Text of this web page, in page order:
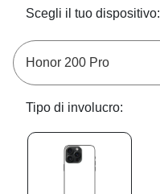
Scegli il tuo dispositivo:
Tipo di involucro: